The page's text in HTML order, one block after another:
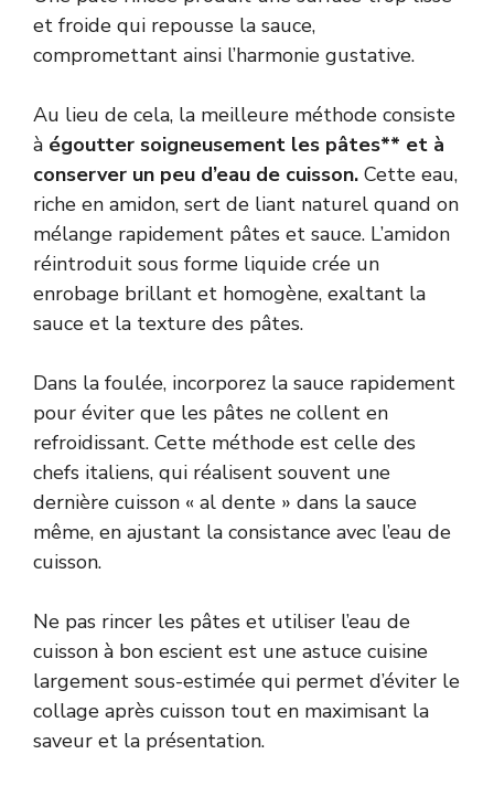
et froide qui repousse la sauce,
compromettant ainsi l’harmonie gustative.
Au lieu de cela, la meilleure méthode consiste
à égoutter soigneusement les pâtes** et à
conserver un peu d’eau de cuisson. Cette eau,
riche en amidon, sert de liant naturel quand on
mélange rapidement pâtes et sauce. L’amidon
réintroduit sous forme liquide crée un
enrobage brillant et homogène, exaltant la
sauce et la texture des pâtes.
Dans la foulée, incorporez la sauce rapidement
pour éviter que les pâtes ne collent en
refroidissant. Cette méthode est celle des
chefs italiens, qui réalisent souvent une
dernière cuisson « al dente » dans la sauce
même, en ajustant la consistance avec l’eau de
cuisson.
Ne pas rincer les pâtes et utiliser l’eau de
cuisson à bon escient est une astuce cuisine
largement sous-estimée qui permet d’éviter le
collage après cuisson tout en maximisant la
saveur et la présentation.